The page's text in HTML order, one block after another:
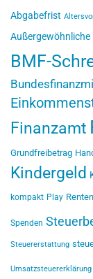
Abgabefrist
Außergewöhnliche
BMF-
Finanzamt
Grundfreibetrag
Kindergeld
kompakt Play
Spenden
Steuererstattung
Umsatzsteuererklärung